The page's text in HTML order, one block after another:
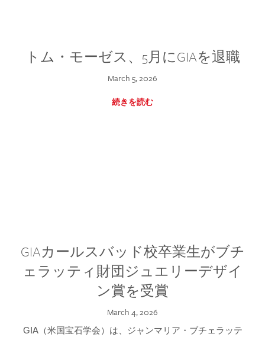
トム・モーゼス、5月にGIAを退職
March 5, 2026
続きを読む
GIAカールスバッド校卒業生がブチ
ェラッティ財団ジュエリーデザイ
ン賞を受賞
March 4, 2026
GIA（米国宝石学会）は、ジャンマリア・ブチェラッテ